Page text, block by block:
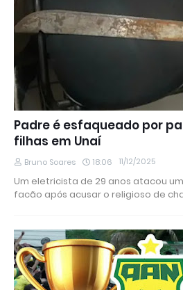
Padre é esfaqueado por
filhas em Unaí
Bruno Soares 18:06 11/12/2025
Um eletricista de 29 anos atacou
facão após acusar o religioso de